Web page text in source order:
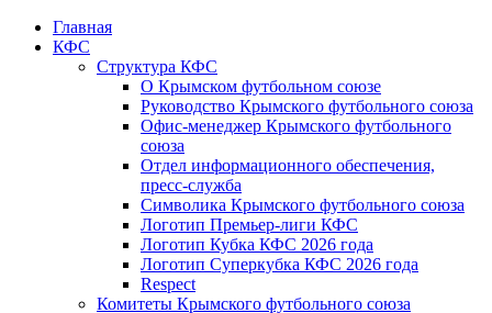
Главная
КФС
Структура КФС
О Крымском футбольном союзе
Руководство Крымского футбольного союза
Офис-менеджер Крымского футбольного
союза
Отдел информационного обеспечения,
пресс-служба
Символика Крымского футбольного союза
Логотип Премьер-лиги КФС
Логотип Кубка КФС 2026 года
Логотип Суперкубка КФС 2026 года
Respect
Комитеты Крымского футбольного союза